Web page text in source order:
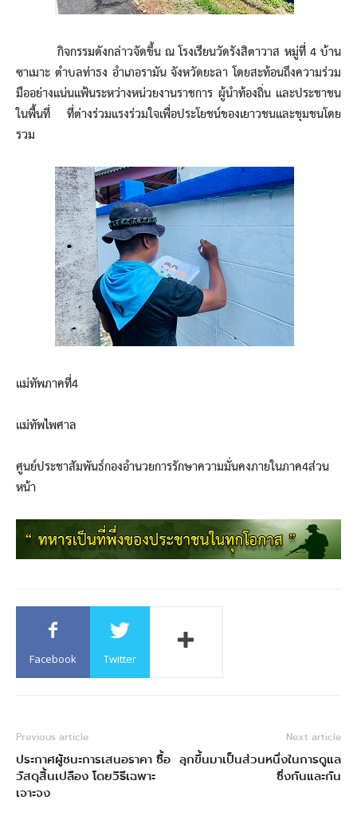
กิจกรรมดังกล่าวจัดขึ้น ณ โรงเรียนวัดรังสิตาวาส หมู่ที่ 4 บ้าน
ซาเมาะ ตำบลท่าธง อำเภอรามัน จังหวัดยะลา โดยสะท้อนถึงความร่วม
มืออย่างแน่นแฟ้นระหว่างหน่วยงานราชการ ผู้นำท้องถิ่น และประชาชน
ในพื้นที่ ที่ต่างร่วมแรงร่วมใจเพื่อประโยชน์ของเยาวชนและชุมชนโดย
รวม
แม่ทัพภาคที่4
แม่ทัพไพศาล
ศูนย์ประชาสัมพันธ์กองอำนวยการรักษาความมั่นคงภายในภาค4ส่วน
หน้า
Facebook Twitter
Previous article
ประกาศผู้ชนะการเสนอราคา ซื้อ
วัสดุสิ้นเปลือง โดยวิธีเฉพาะ
เจาะจง
Next article
ลุกขึ้นมาเป็นส่วนหนึ่งในการดูแล
ซึ่งกันและกัน